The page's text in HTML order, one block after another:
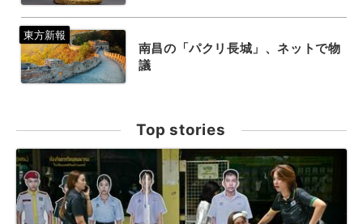
南昌の「パクリ長城」、ネットで物
議
Top stories